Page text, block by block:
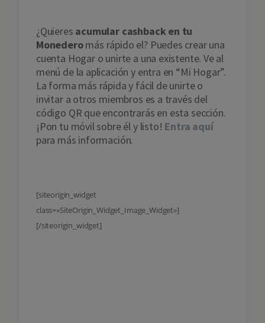
¿Quieres acumular cashback en tu
Monederomás rápido el? Puedes crear una
cuenta Hogar o unirte a una existente. Ve al
menú de la aplicación y entra en “Mi Hogar”.
La forma más rápida y fácil de unirte o
invitar a otros miembros es a través del
código QR que encontrarás en esta sección.
¡Pon tu móvil sobre él y listo! Entra aquí
para más información.
[siteorigin_widget
class=»SiteOrigin_Widget_Image_Widget»]
[/siteorigin_widget]